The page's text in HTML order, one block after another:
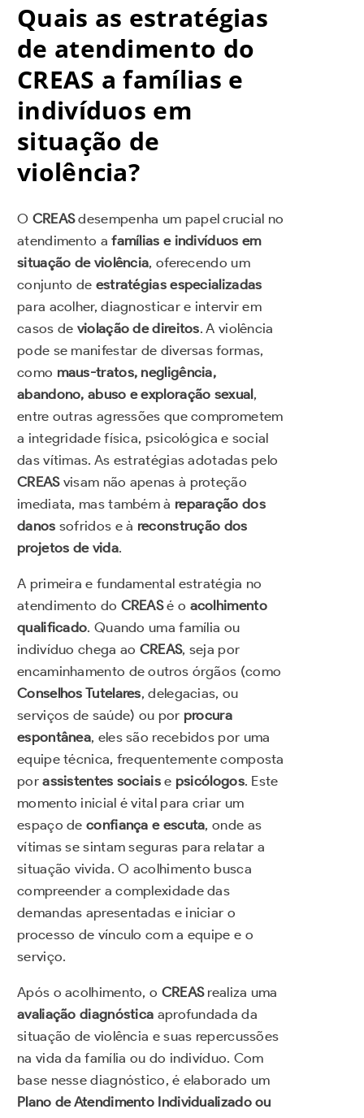
Quais as estratégias
de atendimento do
CREAS a famílias e
indivíduos em
situação de
violência?
O CREASdesempenha um papel crucial no
atendimento afamílias e indivíduos em
situação de violência, oferecendo um
conjunto de estratégias especializadas
para acolher, diagnosticar e intervir em
casos de violação de direitos. A violência
pode se manifestar de diversas formas,
como maus-tratos, negligência,
abandono, abuso e exploração sexual,
entre outras agressões que comprometem
a integridade física, psicológica e social
das vítimas. As estratégias adotadas pelo
CREASvisam não apenas à proteção
imediata, mas também à reparação dos
danos sofridos e à reconstrução dos
projetos de vida.
A primeira e fundamental estratégia no
atendimento do CREASé o acolhimento
qualificado. Quando uma família ou
indivíduo chega ao CREAS, seja por
encaminhamento de outros órgãos (como
Conselhos Tutelares, delegacias, ou
serviços de saúde) ou por procura
espontânea, eles são recebidos por uma
equipe técnica, frequentemente composta
porassistentes sociaise psicólogos. Este
momento inicial é vital para criar um
espaço deconfiança e escuta, onde as
vítimas se sintam seguras para relatar a
situação vivida. O acolhimento busca
compreender a complexidade das
demandas apresentadas e iniciar o
processo de vínculo com a equipe e o
serviço.
Após o acolhimento, o CREASrealiza uma
avaliação diagnóstica aprofundada da
situação de violência e suas repercussões
na vida da família ou do indivíduo. Com
base nesse diagnóstico, é elaborado um
Plano de Atendimento Individualizado ou